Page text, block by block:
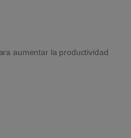
aumentar la productividad